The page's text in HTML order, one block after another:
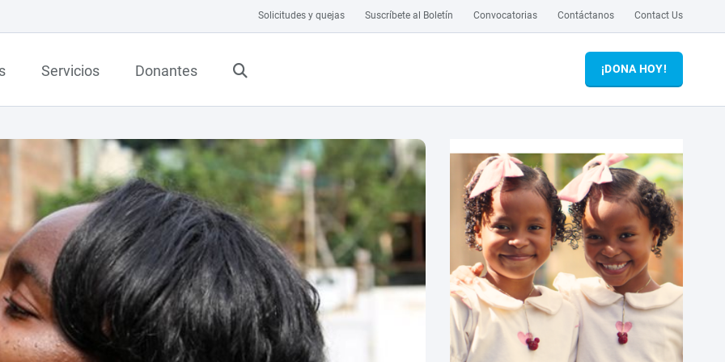
Solicitudes y quejas Suscríbete al Boletín Convocatorias Contáctanos Contact Us
Servicios Donantes ¡DONA HOY!